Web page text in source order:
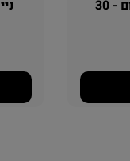
נייר עיתון משבצות - אדום - 30